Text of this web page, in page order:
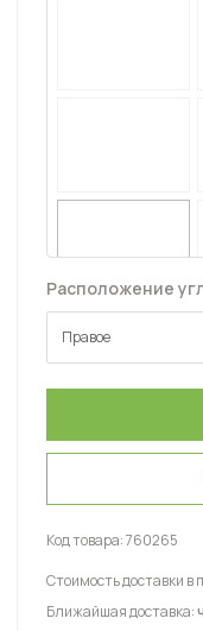
Расположение
Правое
Правое
Код товара:760265
Стоимость доставки
Ближайшая доставка: